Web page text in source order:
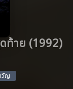
ท้าย (1992)
วัญ